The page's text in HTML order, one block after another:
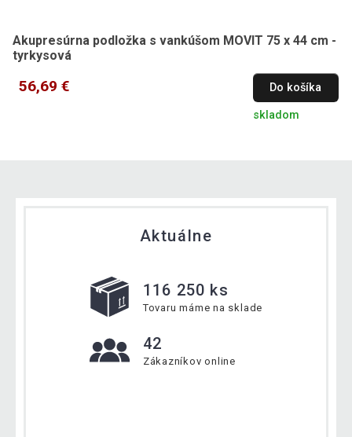
Akupresúrna podložka s vankúšom MOVIT 75 x 44 cm -
tyrkysová
56,69 € Do košíka
skladom
Aktuálne
116 250 ks
Tovaru máme na sklade
42
Zákazníkov online